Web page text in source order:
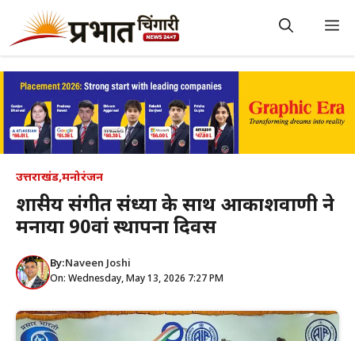
content
उत्तराखंड,मनोरंजन
शास्त्रीय संगीत संध्या के साथ आकाशवाणी ने
मनाया 90वां स्थापना दिवस
By:Naveen Joshi
On: Wednesday, May 13, 2026 7:27 PM